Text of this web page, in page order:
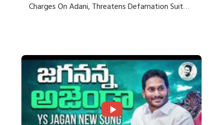
Charges On Adani, Threatens Defamation Suit